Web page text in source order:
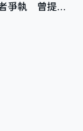
爭執 曾提出